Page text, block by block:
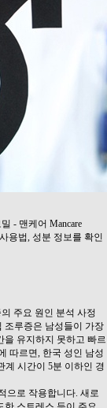
- 맨케어 Mancare
용법, 성분 정보를 확인
주요 원인 분석 사정
조루증은 남성들이 가장
을 유지하지 못하고 빠르
따르면, 한국 성인 남성
계 시간이 5분 이하인 경
으로 작용합니다. 새로